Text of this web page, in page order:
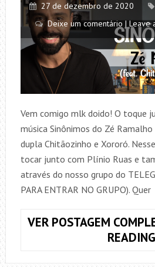
27 de dezembro de 2020
Deixe um comentário | Leave
Vem comigo mlk doido! O toque
música Sinônimos do Zé
dupla Chitãozinho e Xororó.
tocar junto com Plínio Ruas e
através do nosso grupo do
PARA ENTRAR NO GRUPO). Quer
VER POSTAGEM
READING